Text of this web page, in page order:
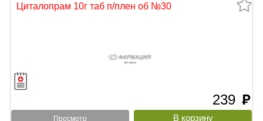
Циталопрам 10г таб п/плен об №30
239 руб
Просмотр